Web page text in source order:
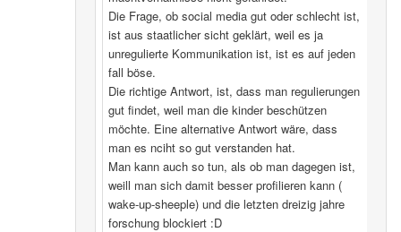
Die Frage, ob social media gut oder schlecht ist,
ist aus staatlicher sicht geklärt, weil es ja
unregulierte Kommunikation ist, ist es auf jeden
fall böse.
Die richtige Antwort, ist, dass man regulierungen
gut findet, weil man die kinder beschützen
möchte. Eine alternative Antwort wäre, dass
man es nciht so gut verstanden hat.
Man kann auch so tun, als ob man dagegen ist,
weill man sich damit besser profilieren kann (
wake-up-sheeple) und die letzten dreizig jahre
forschung blockiert :D